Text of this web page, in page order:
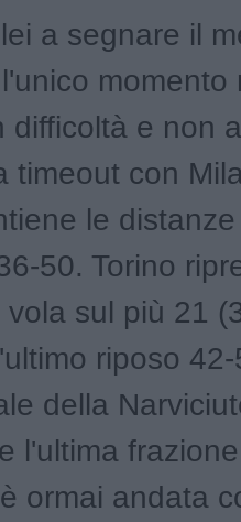
a segnare il
momento
difficoltà e non
timeout con
le
50. Torino
sul più 21
riposo
della
l'ultima
ormai andata